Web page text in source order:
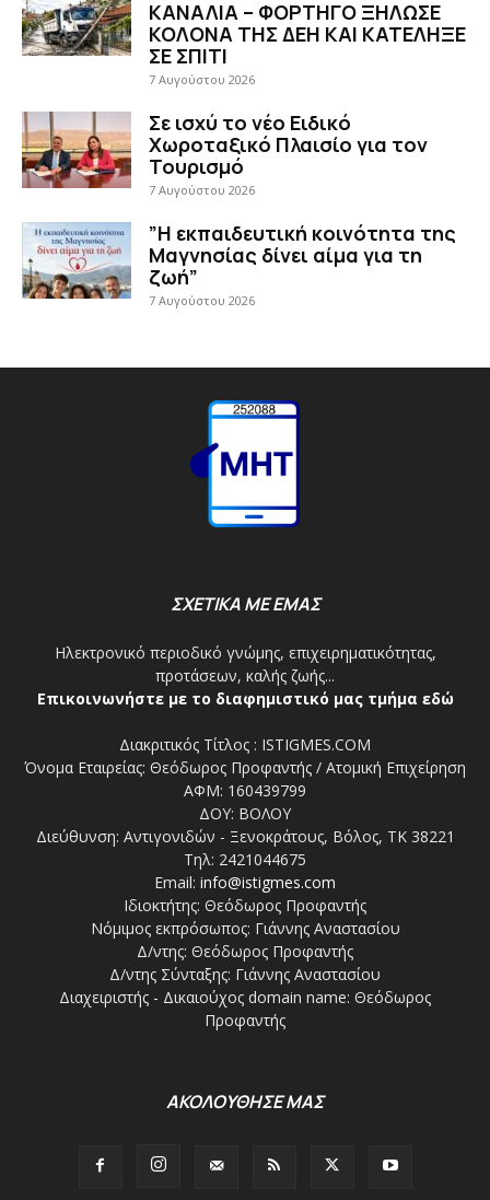
ΚΑΝΑΛΙΑ – ΦΟΡΤΗΓΟ ΞΗΛΩΣΕ
ΚΟΛΟΝΑ ΤΗΣ ΔΕΗ ΚΑΙ ΚΑΤΕΛΗΞΕ
ΣΕ ΣΠΙΤΙ
7 Αυγούστου 2026
Σε ισχύ το νέο Ειδικό
Χωροταξικό Πλαισίο για τον
Τουρισμό
7 Αυγούστου 2026
”Η εκπαιδευτική κοινότητα της
Μαγνησίας δίνει αίμα για τη
ζωή”
7 Αυγούστου 2026
ΣΧΕΤΙΚΑ ΜΕ ΕΜΑΣ
Ηλεκτρονικό περιοδικό γνώμης, επιχειρηματικότητας,
προτάσεων, καλής ζωής...
Επικοινωνήστε με το διαφημιστικό μας τμήμα εδώ
Διακριτικός Τίτλος : ISTIGMES.COM
Όνομα Εταιρείας: Θεόδωρος Προφαντής / Ατομική Επιχείρηση
ΑΦΜ: 160439799
ΔΟΥ: ΒΟΛΟΥ
Διεύθυνση: Αντιγονιδών - Ξενοκράτους, Βόλος, ΤΚ 38221
Τηλ: 2421044675
Email: info@istigmes.com
Ιδιοκτήτης: Θεόδωρος Προφαντής
Νόμιμος εκπρόσωπος: Γιάννης Αναστασίου
Δ/ντης: Θεόδωρος Προφαντής
Δ/ντης Σύνταξης: Γιάννης Αναστασίου
Διαχειριστής - Δικαιούχος domain name: Θεόδωρος
Προφαντής
ΑΚΟΛΟΥΘΗΣΕ ΜΑΣ